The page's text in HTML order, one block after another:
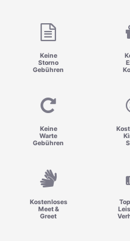
Keine
Storno
Gebühren
Keine
Warte
Gebühren
Kostenloses
Meet &
Greet